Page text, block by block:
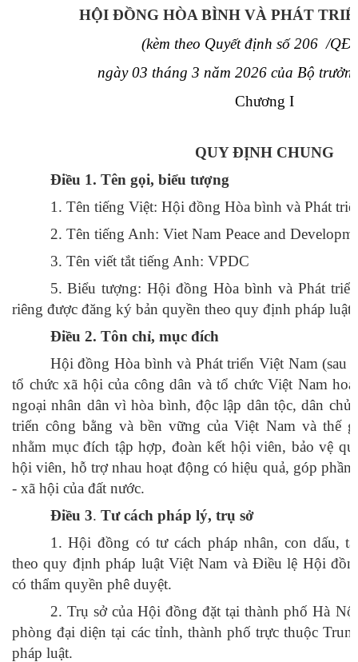
HỘI ĐỒNG HÒA BÌNH VÀ PHÁT
(kèm theo Quyết định số 206 /
ngày 03 tháng 3 năm 2026 của Bộ
Chương I
QUY ĐỊNH CHUNG
Điều 1. Tên gọi, biểu tượng
1. Tên tiếng Việt: Hội đồng Hòa bình và Phát
2. Tên tiếng Anh: VietNam Peace and
3. Tên viết tắt tiếng Anh: VPDC
5. Biểu tượng: Hội đồng Hòa bình và Phát
riêng được đăng ký bản quyền theo quy định pháp luật.
Điều 2. Tôn chỉ, mục đích
Hội đồng Hòa bình và Phát triển Việt Nam (sau
tổ chức xã hội của công dân và tổ chức Việt Nam
ngoại nhân dân vì hòa bình, độc lập dân tộc, dân
triển công bằng và bền vững của Việt Nam và thế
nhằm mục đích tập hợp, đoàn kết hội viên, bảo vệ
hội viên, hỗ trợ nhau hoạt động có hiệu quả, góp
- xã hội của đất nước.
Điều 3. Tư cách pháp lý, trụ sở
1. Hội đồng có tư cách pháp nhân, con dấu,
theo quy định pháp luật Việt Nam và Điều lệ Hội
có thẩm quyền phê duyệt.
2. Trụ sở của Hội đồng đặt tại thành phố Hà
phòng đại diện tại các tỉnh, thành phố trực thuộc
pháp luật.